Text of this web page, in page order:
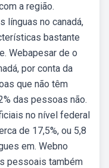
a região.
línguas no canadá,
bastante
Webapesar de o
por conta da
que não têm
das pessoas não.
no nível federal
de 17,5%, ou 5,8
em. Webno
pessoais também